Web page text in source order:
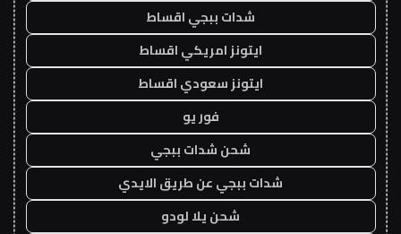
شدات ببجي اقساط
ايتونز امريكي اقساط
ايتونز سعودي اقساط
فور يو
شحن شدات ببجي
شدات ببجي عن طريق الايدي
شحن يلا لودو